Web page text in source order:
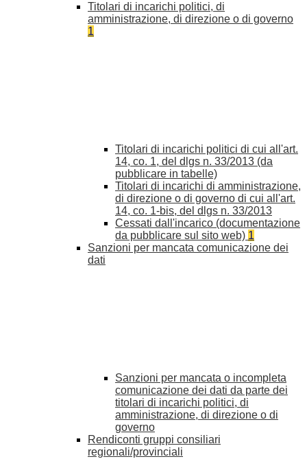
Titolari di incarichi politici, di
amministrazione, di direzione o di governo
1
Titolari di incarichi politici di cui all'art.
14, co. 1, del dlgs n. 33/2013 (da
pubblicare in tabelle)
Titolari di incarichi di amministrazione,
di direzione o di governo di cui all'art.
14, co. 1-bis, del dlgs n. 33/2013
Cessati dall'incarico (documentazione
da pubblicare sul sito web) 1
Sanzioni per mancata comunicazione dei
dati
Sanzioni per mancata o incompleta
comunicazione dei dati da parte dei
titolari di incarichi politici, di
amministrazione, di direzione o di
governo
Rendiconti gruppi consiliari
regionali/provinciali